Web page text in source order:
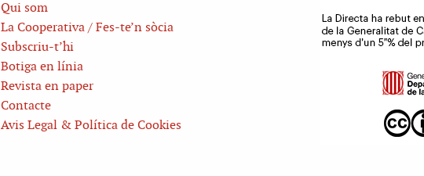
Qui som
La Cooperativa / Fes-te’n sòcia
Subscriu-t’hi
Botiga en línia
Revista en paper
Contacte
Avis Legal & Política de Cookies